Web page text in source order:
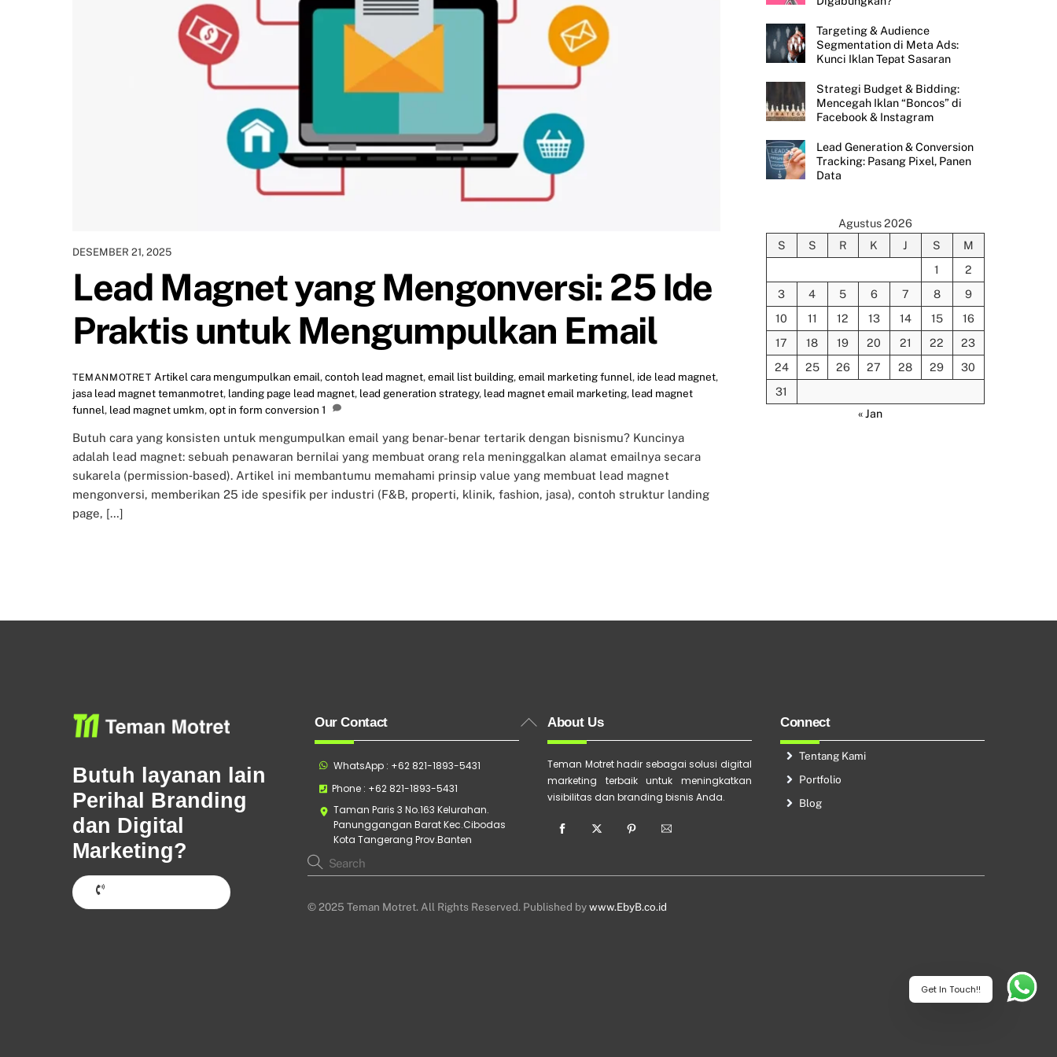
Get In Touch!!
DESEMBER 21, 2025
Lead Magnet yang Mengonversi: 25 Ide
Praktis untuk Mengumpulkan Email
TEMANMOTRET Artikel cara mengumpulkan email,contoh lead magnet,email list building,email marketing funnel, ide lead magnet,
jasa lead magnet temanmotret, landing page lead magnet, lead generation strategy, lead magnet email marketing, lead magnet
funnel, lead magnet umkm,opt in form conversion 1
Butuh cara yang konsisten untuk mengumpulkan email yang benar-benar tertarik dengan bisnismu? Kuncinya
adalah lead magnet: sebuah penawaran bernilai yang membuat orang rela meninggalkan alamat emailnya secara
sukarela (permission‑based). Artikel ini membantumu memahami prinsip value yang membuat lead magnet
mengonversi, memberikan 25 ide spesifik per industri (F&B, properti, klinik, fashion, jasa), contoh struktur landing
page, […]
Targeting & Audience
Segmentation di Meta Ads:
Kunci Iklan Tepat Sasaran
Strategi Budget & Bidding:
Mencegah Iklan “Boncos” di
Facebook & Instagram
Lead Generation & Conversion
Tracking: Pasang Pixel, Panen
Data
Agustus 2026
S
S R K J S
M
1
2
3
4 5 6 7 8
9
10
11 12 13 14 15
16
17
18 19 20 21 22
23
24
25 26 27 28 29
30
31
« Jan
Back
Butuh layanan lain
Perihal Branding
dan Digital
Marketing?
Hubungi Sekarang
Our Contact
WhatsApp : +62 821-1893-5431
Phone : +62 821-1893-5431
Taman Paris 3 No.163 Kelurahan.
Panunggangan Barat Kec.Cibodas
Kota Tangerang Prov.Banten
About Us
Teman Motret hadir sebagai solusi digital
marketing terbaik untuk meningkatkan
visibilitas dan branding bisnis Anda.
Connect
Tentang Kami
Portfolio
Blog
© 2025 Teman Motret. All Rights Reserved. Published bywww.EbyB.co.id